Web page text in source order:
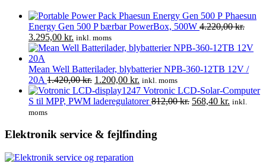
Phaesun
Energy Gen 500 P bærbar PowerBox, 500W 4.220,00kr.
Den
oprindelige
pris
var:
4.220,00 kr..
3.295,00 kr. Den
aktuelle
er:
3.295,00 kr..
inkl. moms
Mean Well Batterilader, blybatterier NPB-360-12TB 12V /
20A 1.420,00kr. Den
oprindelige
pris
1.200,00 kr. Den
aktuelle
pris
inkl. moms
Votronic LCD-Solar-Computer
S til MPP, PWM laderegulatorer 812,00kr. Den
568,40 kr. Den
inkl.
moms
Elektronik service & fejlfinding